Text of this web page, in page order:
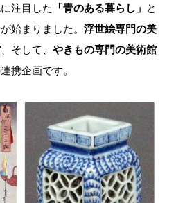
注目した
「青のある暮らし」
と
始まりました。 浮世絵専門の美
、そして、 やきもの専門の美術館
携企画です。